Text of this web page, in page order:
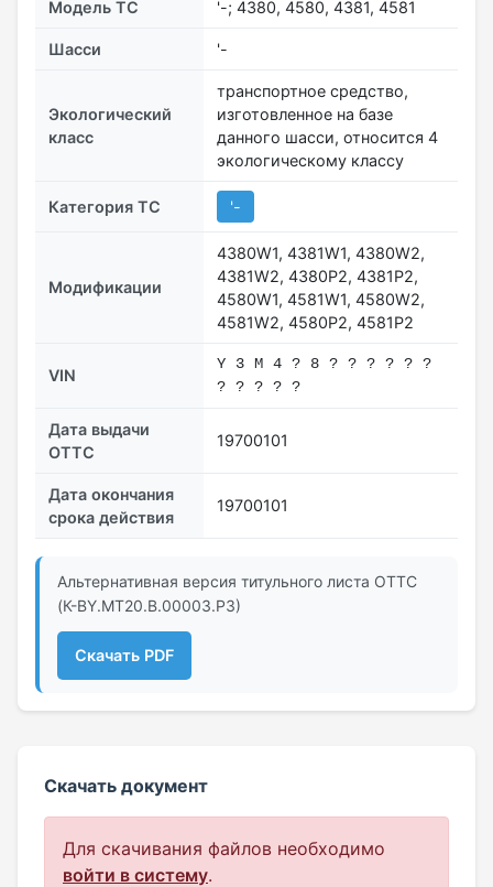
Модель ТС '-; 4380, 4580, 4381, 4581
Шасси '-
Экологический
класс
транспортное средство,
изготовленное на базе
данного шасси, относится 4
экологическому классу
Категория ТС '-
Модификации
4380W1, 4381W1, 4380W2,
4381W2, 4380P2, 4381P2,
4580W1, 4581W1, 4580W2,
4581W2, 4580P2, 4581P2
VIN
Y 3 M 4 ? 8 ? ? ? ? ? ?
? ? ? ? ?
Дата выдачи
ОТТС
19700101
Дата окончания
срока действия
19700101
Альтернативная версия титульного листа ОТТС
(К-BY.MT20.B.00003.Р3)
Скачать PDF
Скачать документ
Для скачивания файлов необходимо
войти в систему.